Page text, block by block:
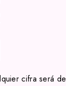
cifra será de